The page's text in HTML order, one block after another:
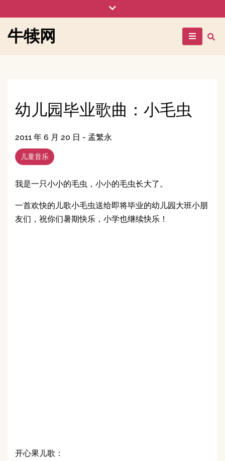
to
content
牛犊网
幼儿园毕业歌曲：小毛虫
2011 年 6 月 20 日 - 孟繁永
儿童音乐
我是一只小小的毛虫，小小的毛虫长大了。
一首欢快的儿歌小毛虫送给即将毕业的幼儿园大班小朋
友们，祝你们暑期快乐，小学也继续快乐！
开心果儿歌：